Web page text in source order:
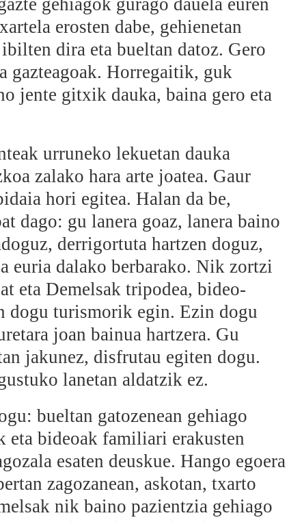
gehiagok gurago dauela euren
erosten dabe, gehienetan
dira eta bueltan datoz. Gero
gazteagoak. Horregaitik, guk
jente gitxik dauka, baina gero eta
urruneko lekuetan dauka
zalako hara arte joatea. Gaur
hori egitea. Halan da be,
dago: gu lanera goaz, lanera baino
derrigortuta hartzen doguz,
euria dalako berbarako. Nik zortzi
eta Demelsak tripodea, bideo-
dogu turismorik egin. Ezin dogu
joan bainua hartzera. Gu
jakunez, disfrutau egiten dogu.
lanetan aldatzik ez.
bueltan gatozenean gehiago
eta bideoak familiari erakusten
esaten deuskue. Hango egoera
zagozanean, askotan, txarto
nik baino pazientzia gehiago